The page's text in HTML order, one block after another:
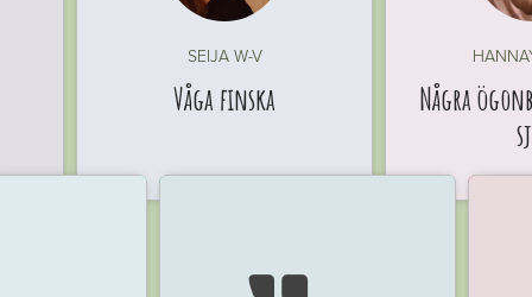
SEIJA W-V
Våga finska
Några